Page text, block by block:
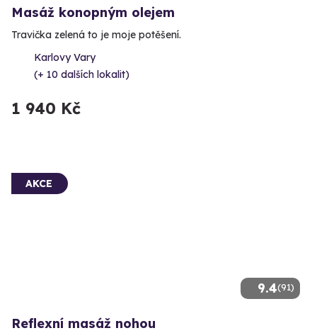
Masáž konopným olejem
Travička zelená to je moje potěšení.
Karlovy Vary
(+ 10 dalších lokalit)
1 940 Kč
9.4(91)
AKCE
Reflexní masáž nohou